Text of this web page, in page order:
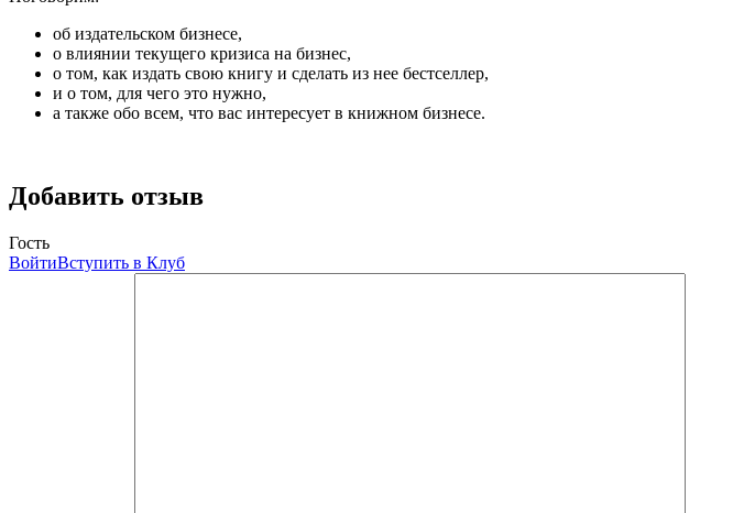
об издательском бизнесе,
о влиянии текущего кризиса на бизнес,
о том, как издать свою книгу и сделать из нее бестселлер,
и о том, для чего это нужно,
а также обо всем, что вас интересует в книжном бизнесе.
Добавить отзыв
Гость
ВойтиВступить в Клуб